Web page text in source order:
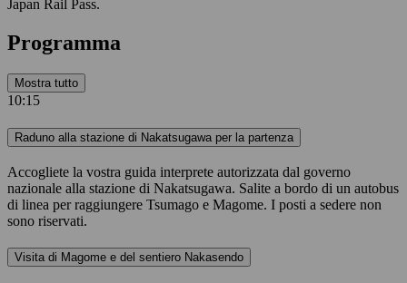
Japan Rail Pass.
Programma
Mostra tutto
10:15
Raduno alla stazione di Nakatsugawa per la partenza
Accogliete la vostra guida interprete autorizzata dal governo
nazionale alla stazione di Nakatsugawa. Salite a bordo di un autobus
di linea per raggiungere Tsumago e Magome. I posti a sedere non
sono riservati.
Visita di Magome e del sentiero Nakasendo